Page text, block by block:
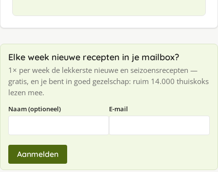
Elke week nieuwe recepten in je mailbox?
1× per week de lekkerste nieuwe en seizoensrecepten —
gratis, en je bent in goed gezelschap: ruim 14.000 thuiskoks
lezen mee.
Naam (optioneel) E-mail
Aanmelden